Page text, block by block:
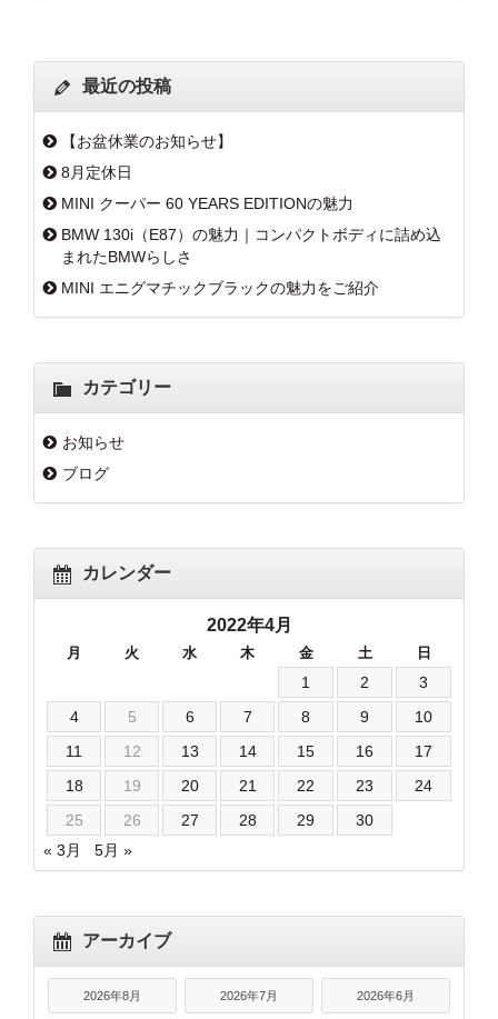
最近の投稿
【お盆休業のお知らせ】
8月定休日
MINI クーパー 60 YEARS EDITIONの魅力
BMW 130i（E87）の魅力｜コンパクトボディに詰め込
まれたBMWらしさ
MINI エニグマチックブラックの魅力をご紹介
カテゴリー
お知らせ
ブログ
カレンダー
2022年4月
月 火 水 木 金 土 日
1 2
3
4
5 6 7 8 9
10
11
12 13 14 15 16
17
18
19 20 21 22 23
24
25
26 27 28 29
30
« 3月
5月 »
アーカイブ
2026年8月 2026年7月 2026年6月